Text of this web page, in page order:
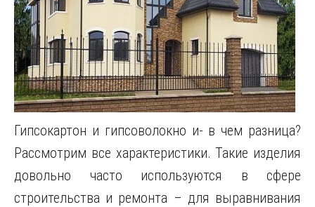
Гипсокартон и гипсоволокно и- в чем разница?
Рассмотрим все характеристики. Такие изделия
довольно часто используются в сфере
строительства и ремонта – для выравнивания